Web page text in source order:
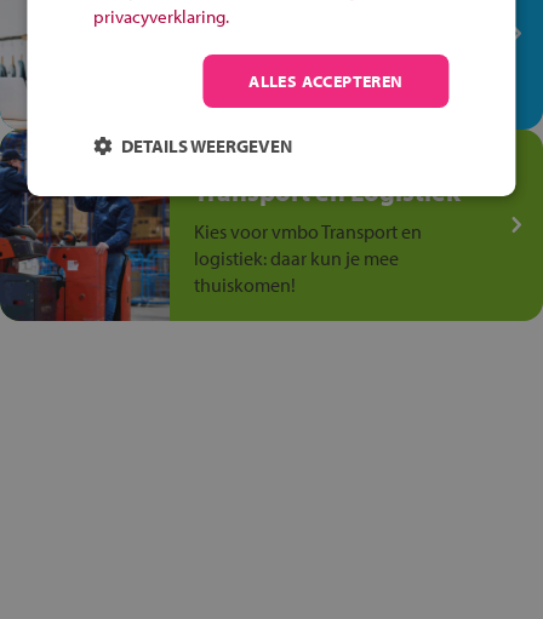
op de winkelvloer, waar elke dag
anders is!
Jouw talent in de
Transport en Logistiek
Kies voor vmbo Transport en
logistiek: daar kun je mee
thuiskomen!
privacyverklaring.
ALLES ACCEPTEREN
DETAILS WEERGEVEN